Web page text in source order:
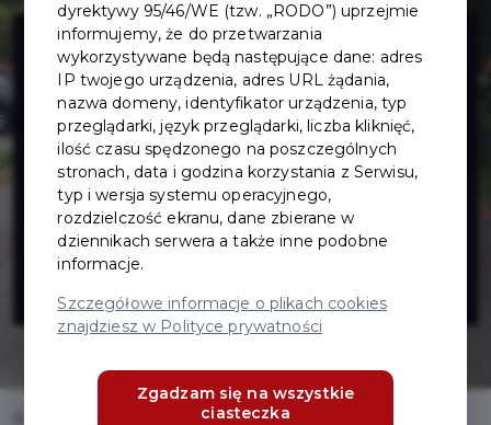
Projekt
przebudowy ul.
Żwirki i Wigury
w Pruszczu
Gdańskim
dyrektywy 95/46/WE (tzw. „RODO”) uprzejmie
informujemy, że do przetwarzania
wykorzystywane będą następujące dane: adres
IP twojego urządzenia, adres URL żądania,
nazwa domeny, identyfikator urządzenia, typ
przeglądarki, język przeglądarki, liczba kliknięć,
ilość czasu spędzonego na poszczególnych
stronach, data i godzina korzystania z Serwisu,
typ i wersja systemu operacyjnego,
rozdzielczość ekranu, dane zbierane w
dziennikach serwera a także inne podobne
informacje.
Szczegółowe informacje o plikach cookies
znajdziesz w Polityce prywatności
Zgadzam się na wszystkie
ciasteczka